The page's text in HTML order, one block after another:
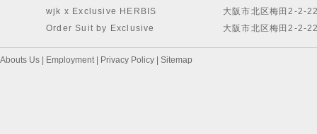
wjk x Exclusive HERBIS
Order Suit by Exclusive
大阪市北区梅田2-2-
大阪市北区梅田2-2-
Abouts Us Employment| Privacy Policy Sitemap